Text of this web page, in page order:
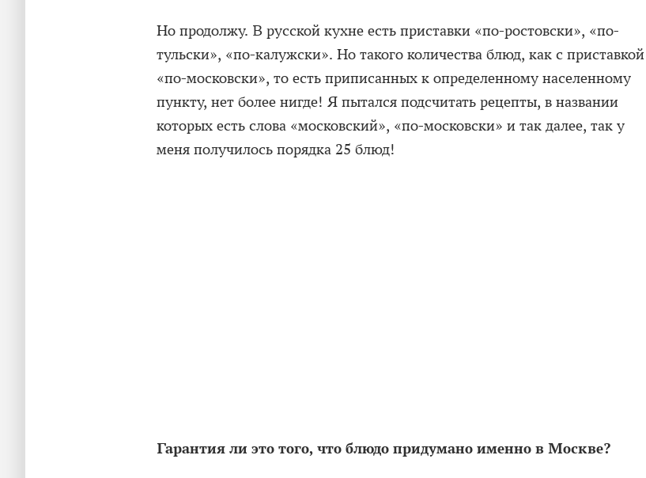
Но продолжу. В русской кухне есть приставки «по-ростовски», «по-
тульски», «по-калужски». Но такого количества блюд, как с приставкой
«по-московски», то есть приписанных к определенному населенному
пункту, нет более нигде! Я пытался подсчитать рецепты, в названии
которых есть слова «московский», «по-московски» и так далее, так у
меня получилось порядка 25 блюд!
Гарантия ли это того, что блюдо придумано именно в Москве?